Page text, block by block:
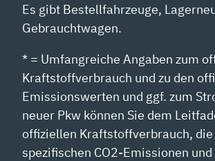
Es gibt Bestellfahrzeuge,
Gebrauchtwagen.
* = Umfangreiche Angaben zum
Kraftstoffverbrauch und zu den
Emissionswerten und ggf. zum
neuer Pkw können Sie dem
offiziellen Kraftstoffverbrauch,
spezifischen CO2-Emissionen und